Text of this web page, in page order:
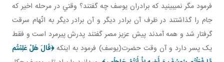
فرمود مگر نمي بينيد که برادران يوسف چه گفتند؟ وقتي در مرحله اخير که
جام را گذاشتند در ظرف آن برادر ديگر و آن برادر ديگر به اتّهام سرقت
گرفتار شد و همه آمدند پيش عزيز مصر گفتند پدرش پيرمرد است و فقط
يک پسر دارد و آن وقت حضرت(يوسف) فرمود به اينکه﴿قَالَ هَلْ عَلِمْتُم